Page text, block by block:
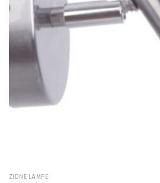
ZIDNE LAMPE